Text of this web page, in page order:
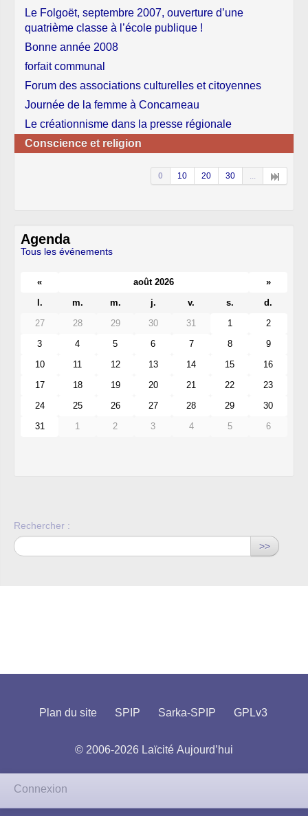
Le Folgoët, septembre 2007, ouverture d’une
quatrième classe à l’école publique !
Bonne année 2008
forfait communal
Forum des associations culturelles et citoyennes
Journée de la femme à Concarneau
Le créationnisme dans la presse régionale
Conscience et religion
0 10 20 30
Agenda
Tous les événements
« août 2026
»
l.
m. m. j. v. s.
d.
27
28 29 30 31 1
2
3
4 5 6 7 8
9
10
11 12 13 14 15
16
17
18 19 20 21 22
23
24
25 26 27 28 29
30
31
1 2 3 4 5 6
Rechercher :
>>
Plan du site SPIP Sarka-SPIP GPLv3
© 2006-2026 Laïcité Aujourd’hui
Connexion